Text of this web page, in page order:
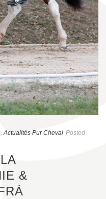
,Actualités Pur Cheval Posted
&